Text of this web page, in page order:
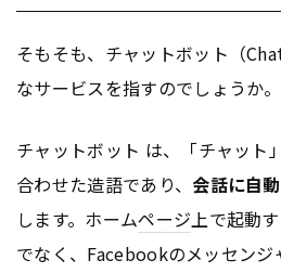
そもそも、チャットボット（
なサービスを指すのでしょうか。
チャットボット は、「チャット
合わせた造語であり、 会話に自
します。ホームページ 上で起動
でなく、Facebookのメッセン